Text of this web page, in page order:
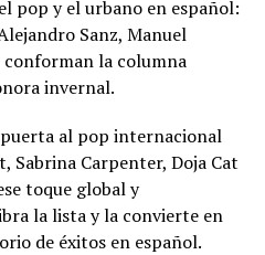
pop y el urbano en español:
Sanz, Manuel
la columna
invernal.
al pop internacional
Sabrina Carpenter, Doja Cat
toque global y
la lista y la convierte en
de éxitos en español.